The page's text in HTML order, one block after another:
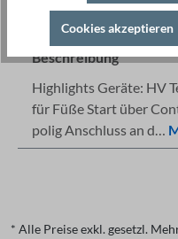
Details
+49 421 277
Beschreibung
Highlights Geräte: HV
für Füße Start über
polig Anschluss an d…
* Alle Preise exkl. gesetzl.
Cookies akzeptieren